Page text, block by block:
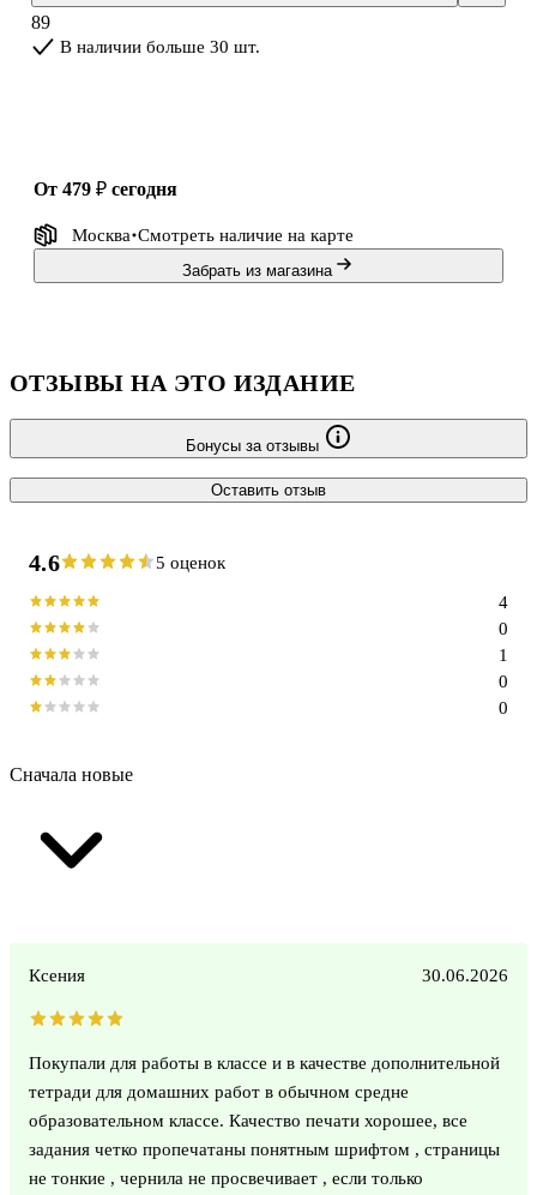
В пособии содержатся упражнения, которые повышают интерес
к учебному процессу, направлены на формирование навыков
89
В наличии больше 30 шт.
от 479 ₽ сегодня
Москва Смотреть наличие на карте
Забрать из магазина
ОТЗЫВЫ НА ЭТО ИЗДАНИЕ
Бонусы за отзывы
Оставить отзыв
4.6 5 оценок
0
0
1
0
4
Сначала новые
Ксения 30.06.2026
Покупали для работы в классе и в качестве дополнительной
тетради для домашних работ в обычном средне
образовательном классе. Качество печати хорошее, все
задания четко пропечатаны понятным шрифтом , страницы
не тонкие , чернила не просвечивает , если только